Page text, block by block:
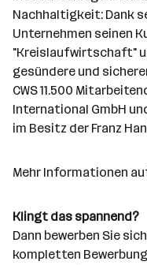
Nachhaltigkeit: Dank
Unternehmen seinen
"Kreislaufwirtschaft"
gesündere und
CWS 11.500
International GmbH
im Besitz der Franz
Mehr Informationen
Klingt das spannend?
Dann bewerben Sie
kompletten